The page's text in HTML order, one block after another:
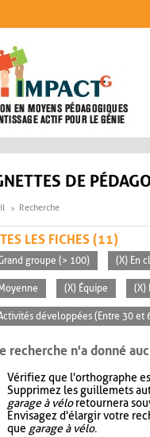
DE
Recherche
LES FICHES (11)
groupe (> 100) (X) En
(X) Équipe (X)
développées (Entre 30 et
recherche n'a donné
Vérifiez que l'orthographe
Supprimez les guillemets
garage à véloretournera
Envisagez d'élargir votre
que garage à vélo.